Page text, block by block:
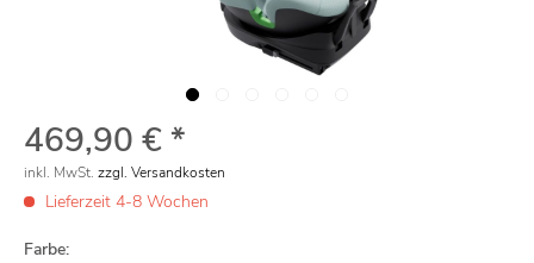
469,90 € *
inkl. MwSt. zzgl. Versandkosten
Lieferzeit 4-8 Wochen
Farbe: